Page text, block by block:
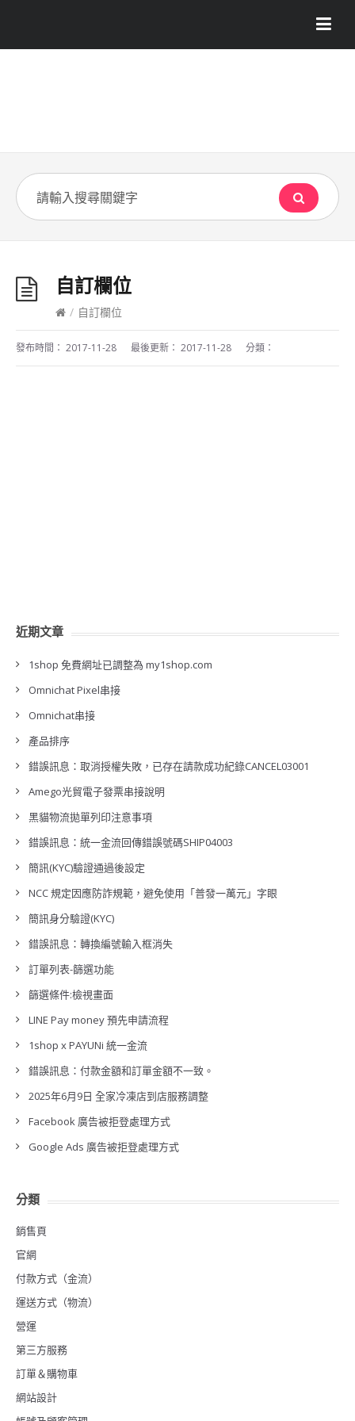
自訂欄位
/ 自訂欄位
發布時間： 2017-11-28 最後更新： 2017-11-28 分類：
近期文章
1shop 免費網址已調整為 my1shop.com
Omnichat Pixel串接
Omnichat串接
產品排序
錯誤訊息：取消授權失敗，已存在請款成功紀錄CANCEL03001
Amego光貿電子發票串接說明
黑貓物流拋單列印注意事項
錯誤訊息：統一金流回傳錯誤號碼SHIP04003
簡訊(KYC)驗證通過後設定
NCC 規定因應防詐規範，避免使用「普發一萬元」字眼
簡訊身分驗證(KYC)
錯誤訊息：轉換編號輸入框消失
訂單列表-篩選功能
篩選條件:檢視畫面
LINE Pay money 預先申請流程
1shop x PAYUNi 統一金流
錯誤訊息：付款金額和訂單金額不一致。
2025年6月9日 全家冷凍店到店服務調整
Facebook 廣告被拒登處理方式
Google Ads 廣告被拒登處理方式
分類
銷售頁
官網
付款方式（金流）
運送方式（物流）
營運
第三方服務
訂單＆購物車
網站設計